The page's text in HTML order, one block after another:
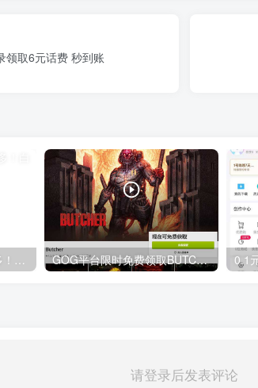
领取6元话费 秒到账
优惠寄快递最高便宜一半多！白鸽惠递 GOG平台限时免费领取BUTCHER（屠夫）
请登录后发表评论